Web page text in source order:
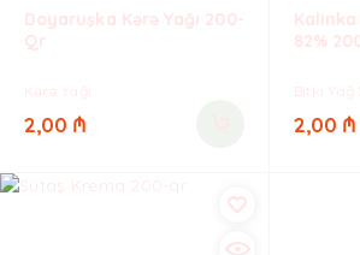
Doyaruşka Kərə Yağı 200-
Qr
Kərə Yağı
2,00 ₼
82%
Bitki Yağ
2,00 ₼